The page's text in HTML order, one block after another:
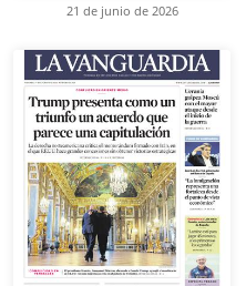
21 de junio de 2026